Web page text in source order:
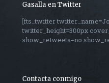
Gasalla en Twitter
[fts_twitter
twitter_height=300px
show_retweets=no
Contacta conmigo